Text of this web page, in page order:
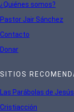
¿Quiénes somos?
Pastor Jair Sánchez
Contacto
Donar
SITIOS
Las Parábolas de Jesús
Cristiacción